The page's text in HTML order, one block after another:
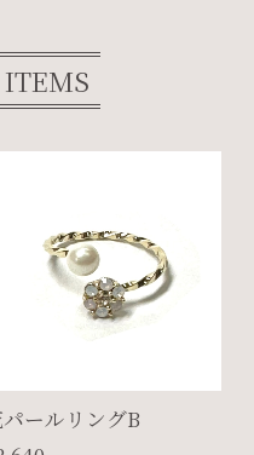
ールリングB